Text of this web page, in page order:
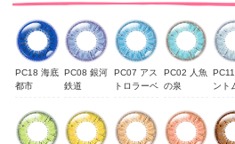
PC18 海底
都市
PC08 銀河
鉄道
PC07 アス
トロラーベ
PC02 人魚
の泉 ント